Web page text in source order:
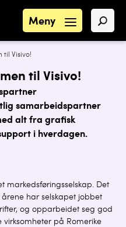
Meny
til Visivo!
til Visivo!
samarbeidspartner
alt fra grafisk
i hverdagen.
markedsføringsselskap. Det
årene har selskapet jobbet
og opparbeidet seg god
virksomheter på Romerike